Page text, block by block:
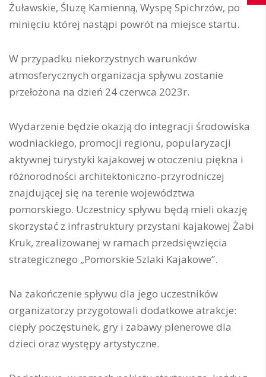
Żuławskie, Śluzę Kamienną, Wyspę Spichrzów, po
minięciu której nastąpi powrót na miejsce startu.
W przypadku niekorzystnych warunków
atmosferycznych organizacja spływu zostanie
przełożona na dzień 24 czerwca 2023r.
Wydarzenie będzie okazją do integracji środowiska
wodniackiego, promocji regionu, popularyzacji
aktywnej turystyki kajakowej w otoczeniu piękna i
różnorodności architektoniczno-przyrodniczej
znajdującej się na terenie województwa
pomorskiego. Uczestnicy spływu będą mieli okazję
skorzystać z infrastruktury przystani kajakowej Żabi
Kruk, zrealizowanej w ramach przedsięwzięcia
strategicznego „Pomorskie Szlaki Kajakowe”.
Na zakończenie spływu dla jego uczestników
organizatorzy przygotowali dodatkowe atrakcje:
ciepły poczęstunek, gry i zabawy plenerowe dla
dzieci oraz występy artystyczne.